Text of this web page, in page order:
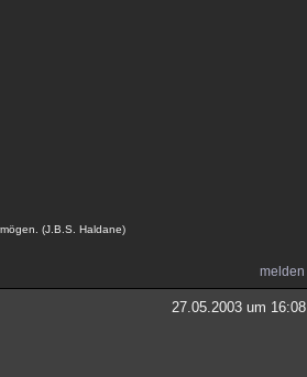
(J.B.S. Haldane)
melden
27.05.2003 um 16:08